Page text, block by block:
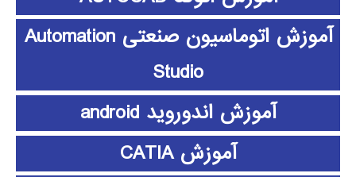
آموزش اتوماسیون صنعتی Automation
Studio
آموزش اندوروید android
آموزش CATIA